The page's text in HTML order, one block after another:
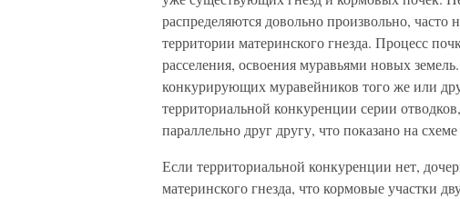
распределяются довольно произвольно,
территории материнского гнезда. Процесс
расселения, освоения муравьями новых
конкурирующих муравейников того же или
территориальной конкуренции серии
параллельно друг другу, что показано на
Если территориальной конкуренции нет,
материнского гнезда, что кормовые участки